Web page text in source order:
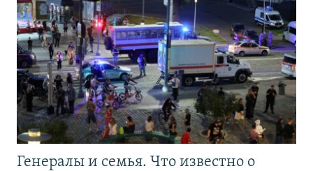
Генералы и семья. Что известно о